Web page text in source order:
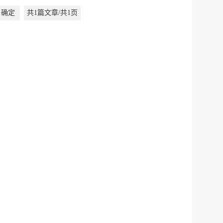
确定 共1篇文章/共1页